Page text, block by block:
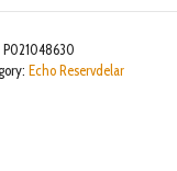
P021048630
Echo Reservdelar